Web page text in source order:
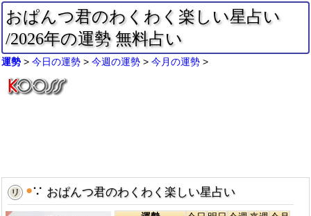
おぱんつ君のわくわく楽しい星占い
/2026年の運勢 無料占い
運勢 今日の運勢 今週の運勢 今月の運勢
●∵ おぱんつ君のわくわく楽しい星占い